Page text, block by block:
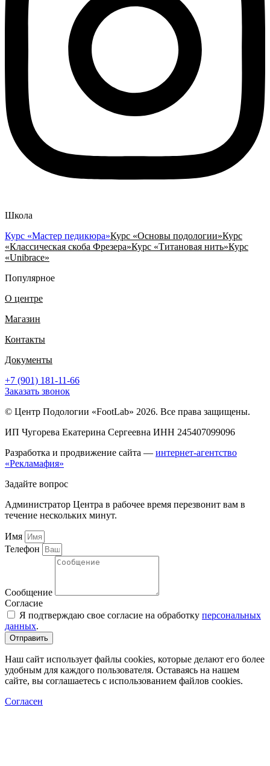
Школа
Курс «Мастер педикюра»Курс «Основы подологии»Курс
«Классическая скоба Фрезера»Курс «Титановая нить»Курс
«Unibrace»
Популярное
О центре
Магазин
Контакты
Документы
+7 (901) 181-11-66
Заказать звонок
© Центр Подологии «FootLab» 2026. Все права защищены.
ИП Чугорева Екатерина Сергеевна ИНН 245407099096
Разработка и продвижение сайта — интернет-агентство
«Рекламафия»
Задайте вопрос
Администратор Центра в рабочее время перезвонит вам в
течение нескольких минут.
Имя
Телефон
Сообщение
Согласие
Я подтверждаю свое согласие на обработку персональных
данных.
Отправить
Наш сайт использует файлы cookies, которые делают его более
удобным для каждого пользователя. Оставаясь на нашем
сайте, вы соглашаетесь с использованием файлов cookies.
Согласен